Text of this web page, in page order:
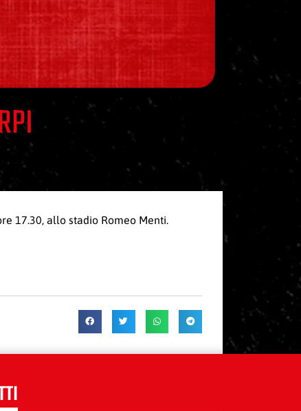
17.30, allo stadio Romeo Menti.